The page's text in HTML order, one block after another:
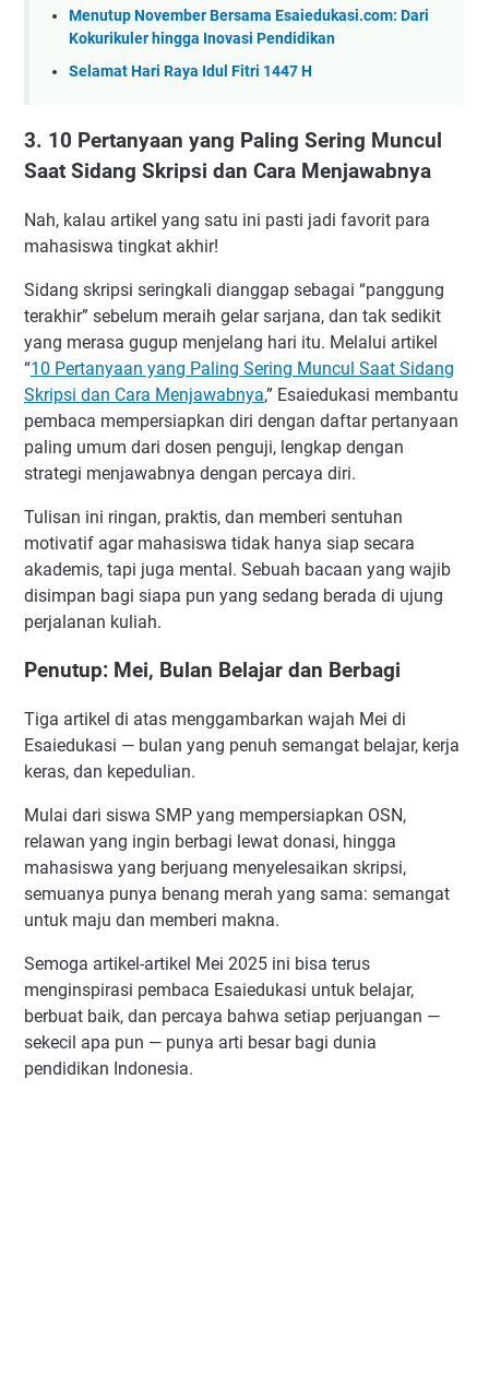
Menutup November Bersama Esaiedukasi.com: Dari
Kokurikuler hingga Inovasi Pendidikan
Selamat Hari Raya Idul Fitri 1447 H
3. 10 Pertanyaan yang Paling Sering Muncul
Saat Sidang Skripsi dan Cara Menjawabnya
Nah, kalau artikel yang satu ini pasti jadi favorit para
mahasiswa tingkat akhir!
Sidang skripsi seringkali dianggap sebagai “panggung
terakhir” sebelum meraih gelar sarjana, dan tak sedikit
yang merasa gugup menjelang hari itu. Melalui artikel
“10 Pertanyaan yang Paling Sering Muncul Saat Sidang
Skripsi dan Cara Menjawabnya,” Esaiedukasi membantu
pembaca mempersiapkan diri dengan daftar pertanyaan
paling umum dari dosen penguji, lengkap dengan
strategi menjawabnya dengan percaya diri.
Tulisan ini ringan, praktis, dan memberi sentuhan
motivatif agar mahasiswa tidak hanya siap secara
akademis, tapi juga mental. Sebuah bacaan yang wajib
disimpan bagi siapa pun yang sedang berada di ujung
perjalanan kuliah.
Penutup: Mei, Bulan Belajar dan Berbagi
Tiga artikel di atas menggambarkan wajah Mei di
Esaiedukasi — bulan yang penuh semangat belajar, kerja
keras, dan kepedulian.
Mulai dari siswa SMP yang mempersiapkan OSN,
relawan yang ingin berbagi lewat donasi, hingga
mahasiswa yang berjuang menyelesaikan skripsi,
semuanya punya benang merah yang sama: semangat
untuk maju dan memberi makna.
Semoga artikel-artikel Mei 2025 ini bisa terus
menginspirasi pembaca Esaiedukasi untuk belajar,
berbuat baik, dan percaya bahwa setiap perjuangan —
sekecil apa pun — punya arti besar bagi dunia
pendidikan Indonesia.